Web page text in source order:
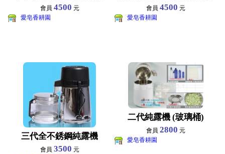
會員 4500 元
愛皂香耕園
會員4500 元
愛皂香耕園
三代全不銹鋼純露機
會員 3500 元
二代純露機 (玻璃桶)
會員2800 元
愛皂香耕園